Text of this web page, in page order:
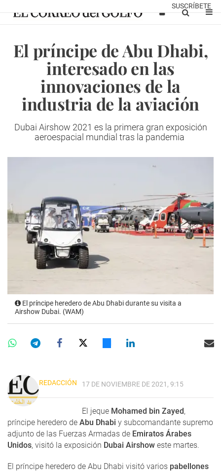
SUSCRÍBETE
El príncipe de Abu Dhabi,
interesado en las
innovaciones de la
industria de la aviación
Dubai Airshow 2021 es la primera gran exposición
aeroespacial mundial tras la pandemia
El príncipe heredero de Abu Dhabi durante su visita a
Airshow Dubai. (WAM)
REDACCIÓN 17 DE NOVIEMBRE DE 2021, 9:15
El jeque Mohamed bin Zayed,
príncipe heredero de Abu Dhabi y subcomandante supremo
adjunto de las Fuerzas Armadas de Emiratos Árabes
Unidos, visitó la exposición Dubai Airshow este martes.
El príncipe heredero de Abu Dhabi visitó varios pabellones